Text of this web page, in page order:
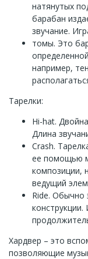
натянутых
барабан
звучание.
томы. Это
например,
Тарелки:
Hi-hat.
Длина
Crash.
ее помощью
композиции,
ведущий
Ride. Обычно
Хардвер – это
позволяющие